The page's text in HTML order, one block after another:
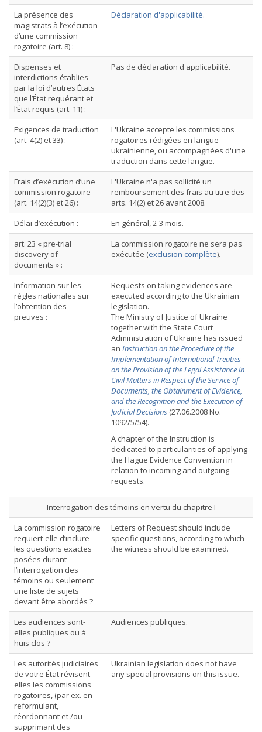
La présence des
magistrats à l’exécution
d’une commission
rogatoire (art. 8) :
Déclaration d'applicabilité.
Dispenses et
interdictions établies
par la loi d’autres États
que l’État requérant et
l’État requis (art. 11) :
Pas de déclaration d'applicabilité.
Exigences de traduction
(art. 4(2) et 33) :
L'Ukraine accepte les commissions
rogatoires rédigées en langue
ukrainienne, ou accompagnées d'une
traduction dans cette langue.
Frais d’exécution d’une
commission rogatoire
(art. 14(2)(3) et 26) :
L'Ukraine n'a pas sollicité un
remboursement des frais au titre des
arts. 14(2) et 26 avant 2008.
Délai d’exécution :
En général, 2-3 mois.
art. 23 « pre-trial
discovery of
documents » :
La commission rogatoire ne sera pas
exécutée (exclusion complète).
Information sur les
règles nationales sur
l’obtention des
preuves :
Requests on taking evidences are
executed according to the Ukrainian
legislation.
The Ministry of Justice of Ukraine
together with the State Court
Administration of Ukraine has issued
an Instruction on the Procedure of the
Implementation of International Treaties
on the Provision of the Legal Assistance in
Civil Matters in Respect of the Service of
Documents, the Obtainment of Evidence,
and the Recognition and the Execution of
Judicial Decisions (27.06.2008 No.
1092/5/54).
A chapter of the Instruction is
dedicated to particularities of applying
the Hague Evidence Convention in
relation to incoming and outgoing
requests.
Interrogation des témoins en vertu du chapitre I
La commission rogatoire
requiert-elle d’inclure
les questions exactes
posées durant
l’interrogation des
témoins ou seulement
une liste de sujets
devant être abordés ?
Letters of Request should include
specific questions, according to which
the witness should be examined.
Les audiences sont-
elles publiques ou à
huis clos ?
Audiences publiques.
Les autorités judiciaires
de votre État révisent-
elles les commissions
rogatoires, (par ex. en
reformulant,
réordonnant et /ou
supprimant des
Ukrainian legislation does not have
any special provisions on this issue.